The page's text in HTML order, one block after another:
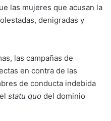
las mujeres que acusan la
denigradas y
las campañas de
en contra de las
de conducta indebida
statu quo del dominio